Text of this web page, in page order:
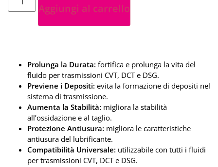
Aggiungi al carrello
Prolunga la Durata: fortifica e prolunga la vita del
fluido per trasmissioni CVT, DCT e DSG.
Previene i Depositi: evita la formazione di depositi nel
sistema di trasmissione.
Aumenta la Stabilità: migliora la stabilità
all’ossidazione e al taglio.
Protezione Antiusura: migliora le caratteristiche
antiusura del lubrificante.
Compatibilità Universale: utilizzabile con tutti i fluidi
per trasmissioni CVT, DCT e DSG.